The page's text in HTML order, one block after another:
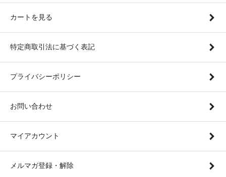
カートを見る
特定商取引法に基づく表記
プライバシーポリシー
お問い合わせ
マイアカウント
メルマガ登録・解除